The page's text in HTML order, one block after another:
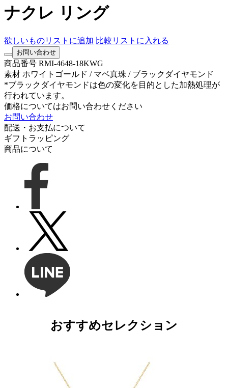
ナクレ リング
欲しいものリストに追加 比較リストに入れる
お問い合わせ
商品番号 RMI-4648-18KWG
素材 ホワイトゴールド / マベ真珠 / ブラックダイヤモンド
*ブラックダイヤモンドは色の変化を目的とした加熱処理が
行われています。
価格についてはお問い合わせください
お問い合わせ
配送・お支払について
ギフトラッピング
商品について
おすすめセレクション